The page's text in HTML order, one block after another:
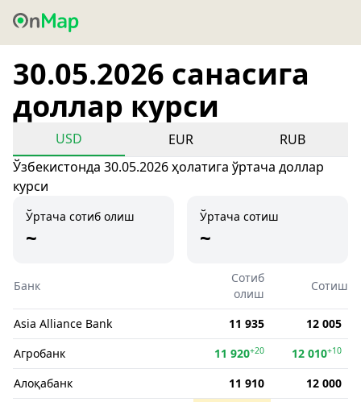
30.05.2026 санасига
доллар курси
USD EUR
RUB
Ўзбекистонда 30.05.2026 ҳолатига ўртача доллар
курси
Ўртача сотиб олиш
~
Ўртача сотиш
~
Банк
Сотиб
олиш
Сотиш
Asia Alliance Bank 11 935
12 005
Агробанк
11 920+20 12 010+10
Алоқабанк 11 910
12 000